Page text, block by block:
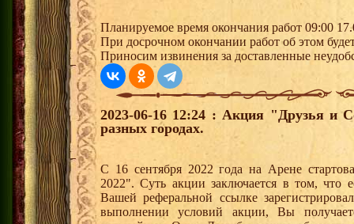
Планируемое время окончания работ 09:00
При досрочном окончании работ об этом
Приносим извинения за доставленные
2023-06-16 12:24 : Акция "Друзья и
разных городах.
С 16 сентября 2022 года на Арене
2022". Суть акции заключается в том, что
Вашей реферальной ссылке
выполнении условий акции, Вы